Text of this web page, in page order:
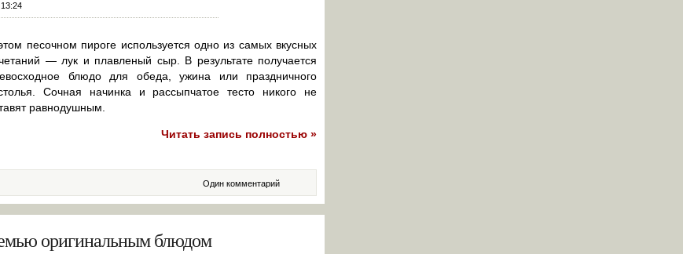
песочном пироге используется одно из самых вкусных
— лук и плавленый сыр. В результате получается
блюдо для обеда, ужина или праздничного
Сочная начинка и рассыпчатое тесто никого не
равнодушным.
Читать запись полностью »
Один комментарий
оригинальным блюдом